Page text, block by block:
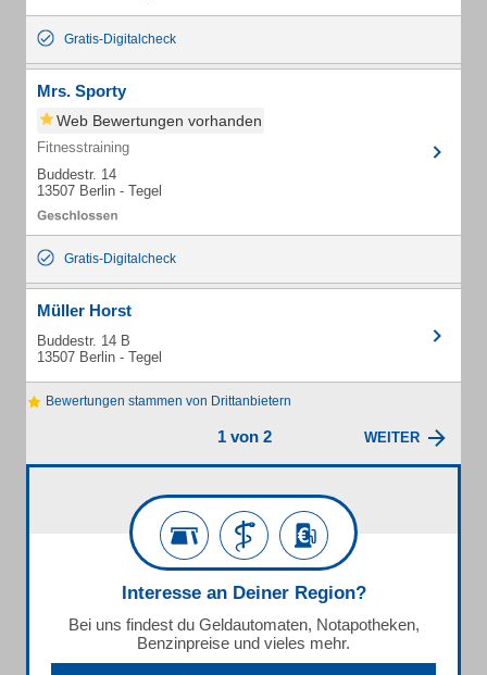
Gratis-Digitalcheck
Mrs. Sporty
Web Bewertungen vorhanden
Fitnesstraining
Buddestr. 14
13507 Berlin - Tegel
Gratis-Digitalcheck
Müller Horst
Buddestr. 14 B
13507 Berlin - Tegel
Bewertungen stammen von Drittanbietern
1 von 2 WEITER
Interesse an Deiner Region?
Bei uns findest du Geldautomaten, Notapotheken,
Benzinpreise und vieles mehr.